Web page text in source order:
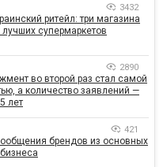
3432
ритейл: три магазина
супермаркетов
2890
во второй раз стал самой
а количество заявлений —
лет
421
брендов из основных